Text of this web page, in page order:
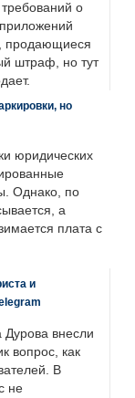
о
продающиеся
штраф, но тут
но
юридических
Однако, по
а
плата с
и
Дурова внесли
вопрос, как
В
не